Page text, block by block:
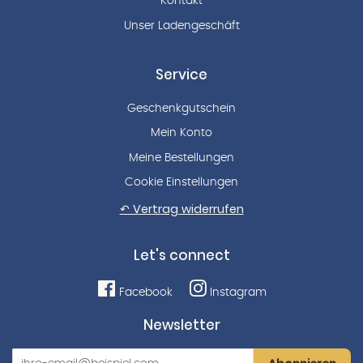
Unser Ladengeschäft
Service
Geschenkgutschein
Mein Konto
Meine Bestellungen
Cookie Einstellungen
↶ Vertrag widerrufen
Let's connect
Facebook Instagram
Newsletter